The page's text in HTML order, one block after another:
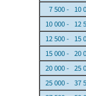
7 500 - 10
10 000 - 12
12 500 - 15
15 000 - 20
20 000 - 25
25 000 - 37